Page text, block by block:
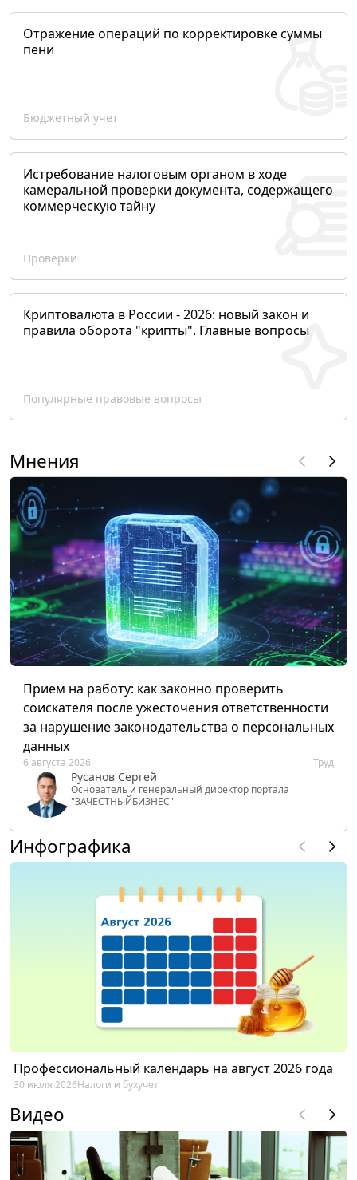
Отражение операций по корректировке суммы
пени
Бюджетный учет
Истребование налоговым органом в ходе
камеральной проверки документа, содержащего
коммерческую тайну
Проверки
Криптовалюта в России - 2026: новый закон и
правила оборота "крипты". Главные вопросы
Популярные правовые вопросы
Мнения
Прием на работу: как законно проверить
соискателя после ужесточения ответственности
за нарушение законодательства о персональных
данных
6 августа 2026 Труд
Русанов Сергей
Основатель и генеральный директор портала
"ЗАЧЕСТНЫЙБИЗНЕС"
Инфографика
Профессиональный календарь на август 2026 года
30 июля 2026Налоги и бухучет
Видео